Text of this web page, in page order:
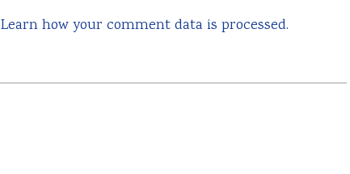
Learn how your comment data is processed.